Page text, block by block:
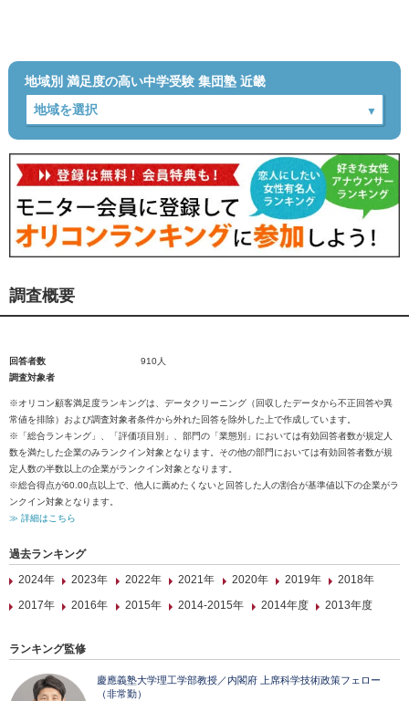
地域別 満足度の高い中学受験 集団塾 近畿
調査概要
回答者数
910人
調査対象者
※オリコン顧客満足度ランキングは、データクリーニング（回収したデータから不正回答や異
常値を排除）および調査対象者条件から外れた回答を除外した上で作成しています。
※「総合ランキング」、「評価項目別」、部門の「業態別」においては有効回答者数が規定人
数を満たした企業のみランクイン対象となります。その他の部門においては有効回答者数が規
定人数の半数以上の企業がランクイン対象となります。
※総合得点が60.00点以上で、他人に薦めたくないと回答した人の割合が基準値以下の企業がラ
ンクイン対象となります。
≫ 詳細はこちら
過去ランキング
2024年
2023年 2022年 2021年 2020年 2019年
2018年
2017年
2016年 2015年 2014-2015年 2014年度 2013年度
ランキング監修
慶應義塾大学理工学部教授／内閣府 上席科学技術政策フェロー
（非常勤）